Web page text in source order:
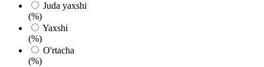
Juda yaxshi
(%)
Yaxshi
(%)
O'rtacha
(%)